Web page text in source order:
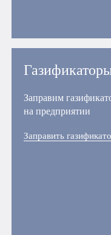
Заправим
на предприятии
Заправить